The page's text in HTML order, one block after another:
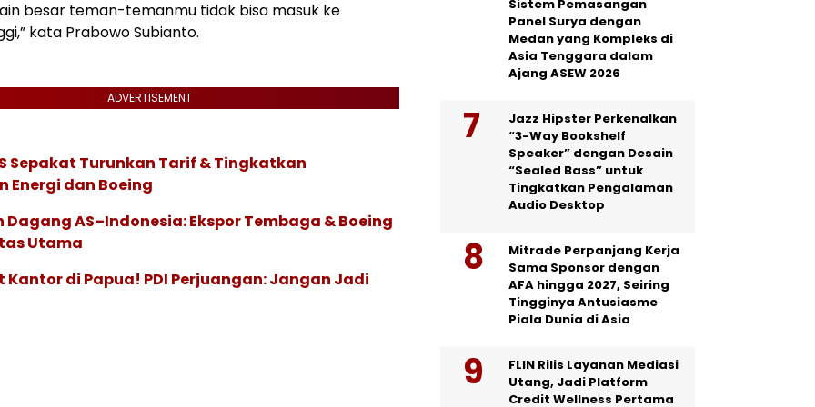
besar teman-temanmu tidak bisa masuk ke
kata Prabowo Subianto.
ADVERTISEMENT
Sepakat Turunkan Tarif & Tingkatkan
Energi dan Boeing
AS–Indonesia: Ekspor Tembaga & Boeing
Utama
Kantor di Papua! PDI Perjuangan: Jangan Jadi
Sistem Pemasangan
Panel Surya dengan
Medan yang Kompleks di
Asia Tenggara dalam
Ajang ASEW 2026
Jazz Hipster Perkenalkan
“3-Way Bookshelf
Speaker” dengan Desain
“Sealed Bass” untuk
Tingkatkan Pengalaman
Audio Desktop
Mitrade Perpanjang Kerja
Sama Sponsor dengan
AFA hingga 2027, Seiring
Tingginya Antusiasme
Piala Dunia di Asia
FLIN Rilis Layanan Mediasi
Utang, Jadi Platform
Credit Wellness Pertama